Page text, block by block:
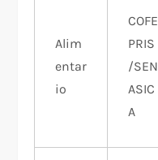
Alim
entar
io
COFE
PRIS
/SEN
ASIC
A